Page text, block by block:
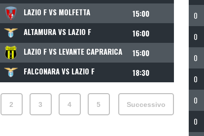
LAZIO F VS MOLFETTA
15:00
ALTAMURA VS LAZIO F
16:00
LAZIO F VS LEVANTE CAPRARICA
15:00
FALCONARA VS LAZIO F 18:30
2 3 4 5 Successivo
0
0
0
0
0
0